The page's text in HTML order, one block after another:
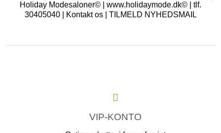
Holiday Modesaloner© | www.holidaymode.dk© | tlf.
30405040 |
Kontakt os| TILMELD NYHEDSMAIL
VIP-KONTO